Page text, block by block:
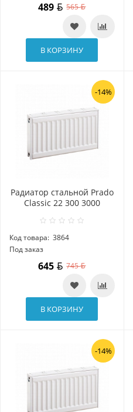
489 565
В КОРЗИНУ
-14%
Радиатор стальной Prado
Classic 22 300 3000
Код товара: 3864
Под заказ
645 745
В КОРЗИНУ
-14%